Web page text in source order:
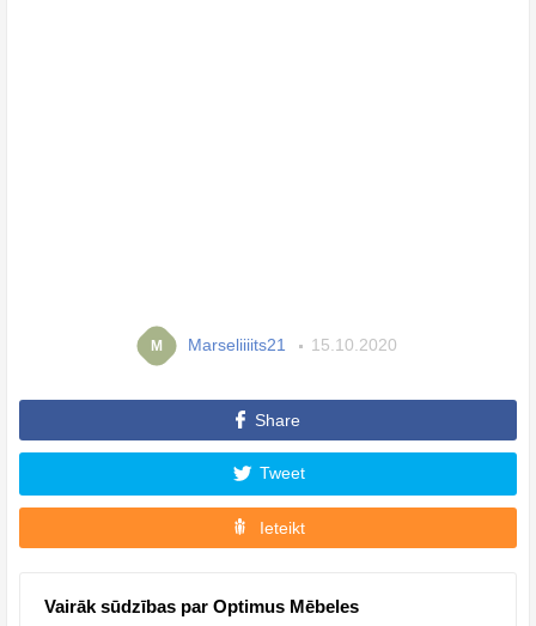
M Marseliiiits21 15.10.2020
Share
Tweet
Ieteikt
Vairāk sūdzības par Optimus Mēbeles